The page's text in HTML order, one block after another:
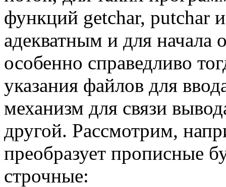
функций getchar, putchar
адекватным и для начала
особенно справедливо
указания файлов для
механизм для связи
другой. Рассмотрим,
преобразует прописные
строчные: